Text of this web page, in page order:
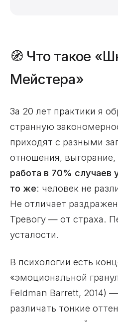
🧭 Что такое
Мейстера»
За 20 лет практики я
странную
приходят с разными
отношения,
работа в 70% случаев
то же: человек не
Не отличает
Тревогу — от страха.
усталости.
В психологии есть
«эмоциональной
Feldman Barrett, 2014)
различать тонкие